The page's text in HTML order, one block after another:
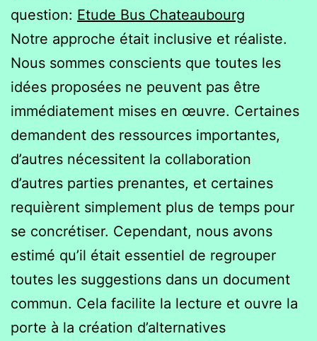
question: Etude Bus Chateaubourg
Notre approche était inclusive et réaliste.
Nous sommes conscients que toutes les
idées proposées ne peuvent pas être
immédiatement mises en œuvre. Certaines
demandent des ressources importantes,
d’autres nécessitent la collaboration
d’autres parties prenantes, et certaines
requièrent simplement plus de temps pour
se concrétiser. Cependant, nous avons
estimé qu’il était essentiel de regrouper
toutes les suggestions dans un document
commun. Cela facilite la lecture et ouvre la
porte à la création d’alternatives